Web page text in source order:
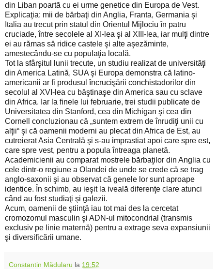
din Liban poartă cu ei urme genetice din Europa de Vest.
Explicaţia: mii de bărbaţi din Anglia, Franta, Germania şi
Italia au trecut prin statul din Orientul Mijlociu în patru
cruciade, între secolele al XI-lea şi al XIII-lea, iar mulţi dintre
ei au rămas să ridice castele şi alte aşezăminte,
amestecându-se cu populaţia locală.
Tot la sfârşitul lunii trecute, un studiu realizat de universităţi
din America Latină, SUA şi Europa demonstra că latino-
americanii ar fi produsul încrucişării conchistadorilor din
secolul al XVI-lea cu băştinaşe din America sau cu sclave
din Africa. Iar la finele lui februarie, trei studii publicate de
Universitatea din Stanford, cea din Michigan şi cea din
Cornell concluzionau că „suntem extrem de înrudiţi unii cu
alţii“ şi că oamenii moderni au plecat din Africa de Est, au
cutreierat Asia Centrală şi s-au imprastiat apoi care spre est,
care spre vest, pentru a popula întreaga planetă.
Academicienii au comparat mostrele bărbaţilor din Anglia cu
cele dintr-o regiune a Olandei de unde se crede că se trag
anglo-saxonii şi au observat că genele lor sunt aproape
identice. În schimb, au ieşit la iveală diferenţe clare atunci
când au fost studiaţi şi galezii.
Acum, oamenii de ştiinţă iau tot mai des la cercetat
cromozomul masculin şi ADN-ul mitocondrial (transmis
exclusiv pe linie maternă) pentru a extrage seva expansiunii
şi diversificării umane.
Constantin Mădularu la 19:52